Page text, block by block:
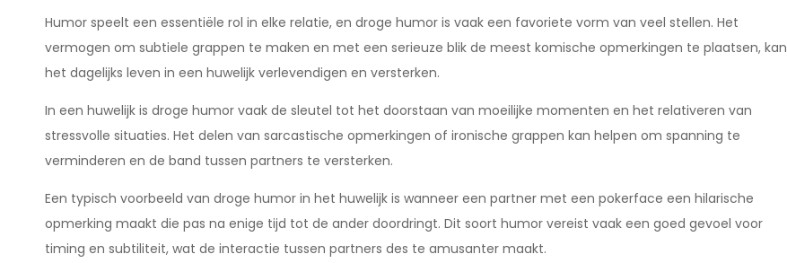
Humor speelt een essentiële rol in elke relatie, en droge humor is vaak een favoriete vorm van veel stellen. Het
vermogen om subtiele grappen te maken en met een serieuze blik de meest komische opmerkingen te plaatsen, kan
het dagelijks leven in een huwelijk verlevendigen en versterken.
In een huwelijk is droge humor vaak de sleutel tot het doorstaan van moeilijke momenten en het relativeren van
stressvolle situaties. Het delen van sarcastische opmerkingen of ironische grappen kan helpen om spanning te
verminderen en de band tussen partners te versterken.
Een typisch voorbeeld van droge humor in het huwelijk is wanneer een partner met een pokerface een hilarische
opmerking maakt die pas na enige tijd tot de ander doordringt. Dit soort humor vereist vaak een goed gevoel voor
timing en subtiliteit, wat de interactie tussen partners des te amusanter maakt.